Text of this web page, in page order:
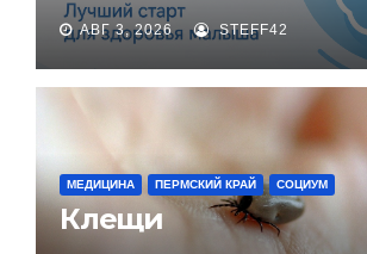
АВГ 3, 2026 STEFF42
МЕДИЦИНА ПЕРМСКИЙ КРАЙ СОЦИУМ
Клещи